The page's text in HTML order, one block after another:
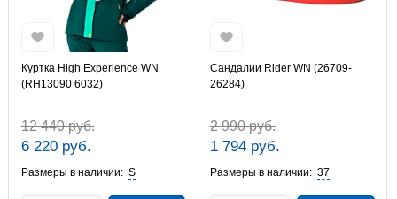
Куртка High Experience WN
(RH13090 6032)
12 440 руб.
6 220 руб.
Размеры в наличии: S
Сандалии Rider WN (26709-
26284)
2 990 руб.
1 794 руб.
Размеры в наличии: 37